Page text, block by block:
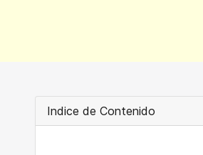
Indice de Contenido